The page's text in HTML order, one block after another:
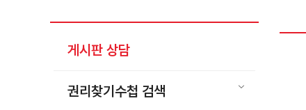
게시판 상담
권리찾기수첩 검색
찾아보기
노동조합 가입 안내